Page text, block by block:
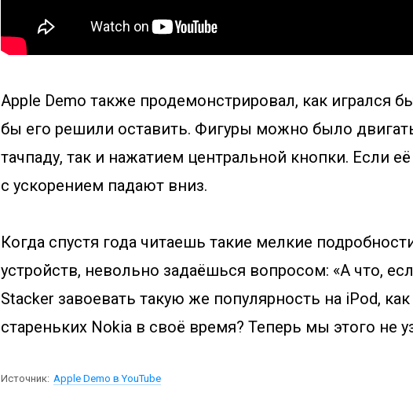
Apple Demo также продемонстрировал, как игрался
бы его решили оставить. Фигуры можно было
тачпаду, так и нажатием центральной кнопки. Если
с ускорением падают вниз.
Когда спустя года читаешь такие мелкие
устройств, невольно задаёшься вопросом: «А что,
Stacker завоевать такую же популярность на iPod,
стареньких Nokia в своё время? Теперь мы этого не
Источник: Apple Demo в YouTube